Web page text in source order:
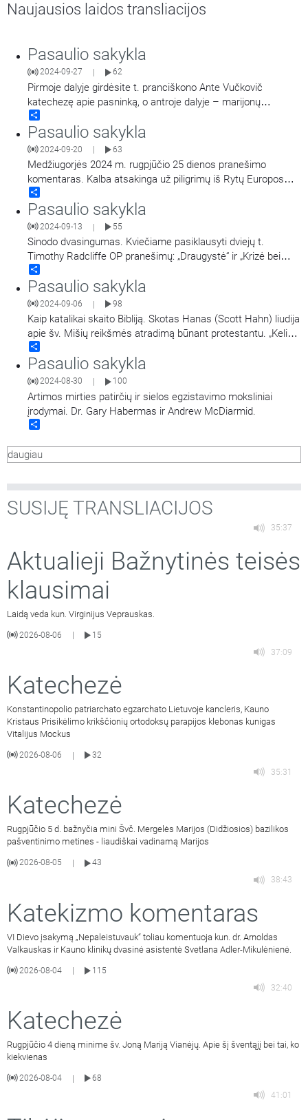
Naujausios laidos transliacijos
Pasaulio sakykla
2024-09-27 62
Pirmoje dalyje girdėsite t. pranciškono Ante Vučkovič
katechezę apie pasninką, o antroje dalyje – marijonų
generalinio vikaro t. Tomaš Novaček katechezę „Atnaujintojo
misija: kad visi būtų viena“.
Pasaulio sakykla
2024-09-20 63
Medžiugorjės 2024 m. rugpjūčio 25 dienos pranešimo
komentaras. Kalba atsakinga už piligrimų iš Rytų Europos
šalių priėmimą Medžiugorėje Teresė Gažiova, verčia Eglė
Ozolinčiūtė. Girdėsite ištrauką iš Marijos radijo knygos
„Taikos Karalienės pranešimai Medžiugorjėjė“.
Pasaulio sakykla
2024-09-13 | 55
Sinodo dvasingumas. Kviečiame pasiklausyti dviejų t.
Timothy Radcliffe OP pranešimų: „Draugystė“ ir „Krizė bei
Jeruzalės susirinkimas“. Įrašas iš rekolekcijų sinodo
dalyviams.
Pasaulio sakykla
2024-09-06 | 98
Kaip katalikai skaito Bibliją. Skotas Hanas (Scott Hahn) liudija
apie šv. Mišių reikšmės atradimą būnant protestantu. „Kelias
į Emausą“ tinklalaidės vertimas. Įgarsino Jonas Lamauskas.
Pasaulio sakykla
2024-08-30 100
Artimos mirties patirčių ir sielos egzistavimo moksliniai
įrodymai. Dr. Gary Habermas ir Andrew McDiarmid.
daugiau
SUSIJĘ TRANSLIACIJOS
35:37
Aktualieji Bažnytinės teisės
klausimai
Laidą veda kun. Virginijus Veprauskas.
2026-08-06
15
37:09
Katechezė
Konstantinopolio patriarchato egzarchato Lietuvoje kancleris, Kauno
Kristaus Prisikėlimo krikščionių ortodoksų parapijos klebonas kunigas
Vitalijus Mockus
2026-08-06 |
32
35:31
Katechezė
Rugpjūčio 5 d. bažnyčia mini Švč. Mergelės Marijos (Didžiosios) bazilikos
pašventinimo metines - liaudiškai vadinamą Marijos
2026-08-05
43
38:43
Katekizmo komentaras
VI Dievo įsakymą „Nepaleistuvauk“ toliau komentuoja kun. dr. Arnoldas
Valkauskas ir Kauno klinikų dvasinė asistentė Svetlana Adler-Mikulėnienė.
2026-08-04
115
32:40
Katechezė
Rugpjūčio 4 dieną minime šv. Joną Mariją Vianėjų. Apie šį šventąjį bei tai, ko
kiekvienas
2026-08-04 |
68
41:01